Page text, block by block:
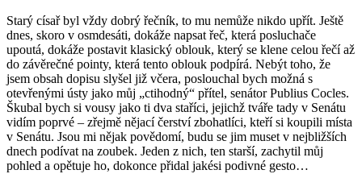
Starý císař byl vždy dobrý řečník, to mu nemůže nikdo upřít. Ještě
dnes, skoro v osmdesáti, dokáže napsat řeč, která posluchače
upoutá, dokáže postavit klasický oblouk, který se klene celou řečí až
do závěrečné pointy, která tento oblouk podpírá. Nebýt toho, že
jsem obsah dopisu slyšel již včera, poslouchal bych možná s
otevřenými ústy jako můj „ctihodný“ přítel, senátor Publius Cocles.
Škubal bych si vousy jako ti dva staříci, jejichž tváře tady v Senátu
vidím poprvé – zřejmě nějací čerství zbohatlíci, kteří si koupili místa
v Senátu. Jsou mi nějak povědomí, budu se jim muset v nejbližších
dnech podívat na zoubek. Jeden z nich, ten starší, zachytil můj
pohled a opětuje ho, dokonce přidal jakési podivné gesto…